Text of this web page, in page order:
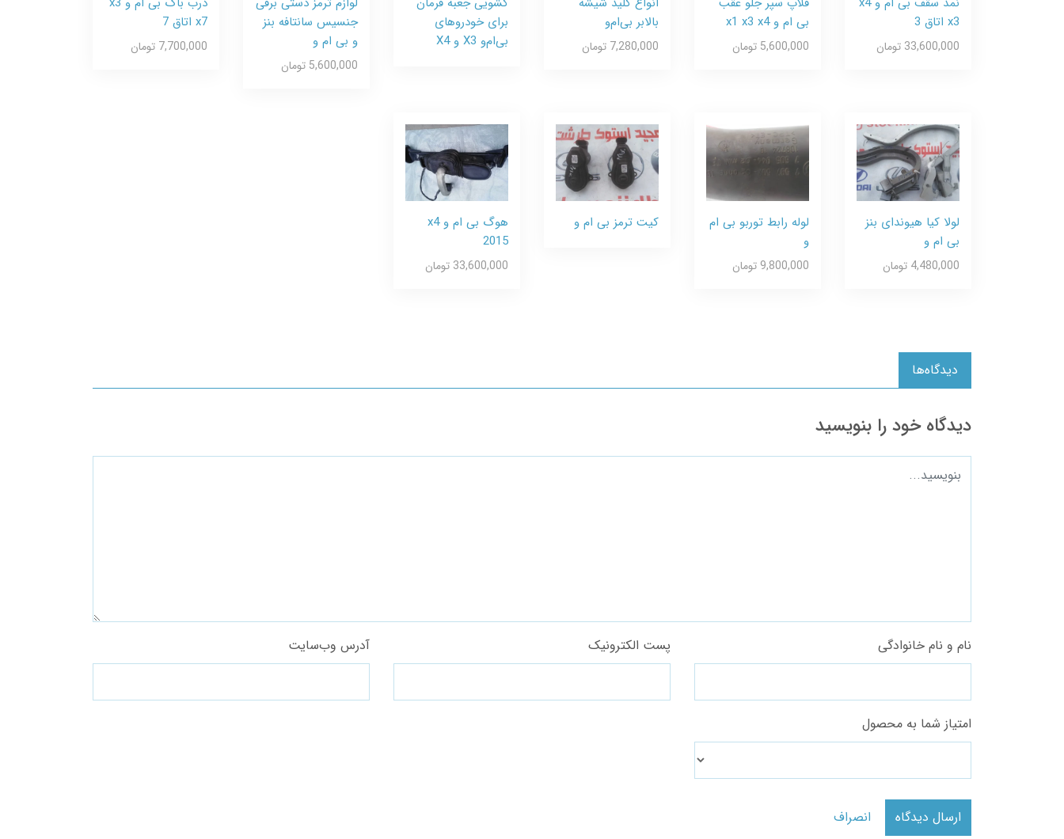
x3 اتاق 3
33,600,000 تومان
بی ام و x1 x3 x4
5,600,000 تومان
بالابر بی‌ام‌و
7,280,000 تومان
برای خودروهای
بی‌ام‌و X3 و X4
جنسیس سانتافه بنز
و بی ام و
5,600,000 تومان
x7 اتاق 7
7,700,000 تومان
لولا کیا هیوندای بنز
بی ام و
4,480,000 تومان
لوله رابط توربو بی ام
و
9,800,000 تومان
کیت ترمز بی ام و
هوگ بی ام و x4
2015
33,600,000 تومان
دیدگاه‌ها
دیدگاه خود را بنویسید
نام و نام خانوادگی پست الکترونیک آدرس وب‌سایت
امتیاز شما به محصول
ارسال دیدگاه انصراف